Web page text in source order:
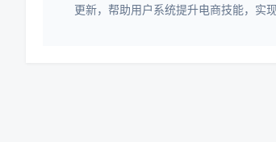
更新，帮助用户系统提升电商技能，实现